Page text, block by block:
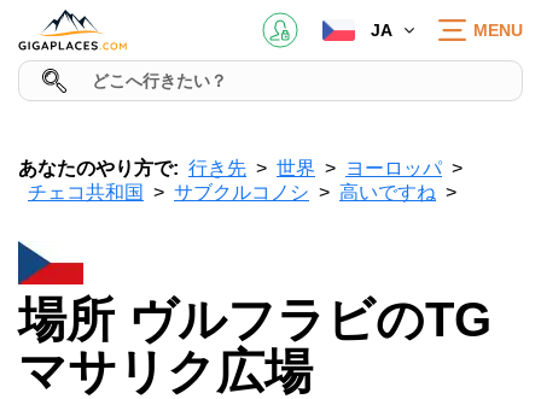
JA MENU
あなたのやり方で: 行き先 世界
ヨーロッパ
チェコ共和国
サブクルコノシ 高いですね
場所 ヴルフラビのTG
マサリク広場